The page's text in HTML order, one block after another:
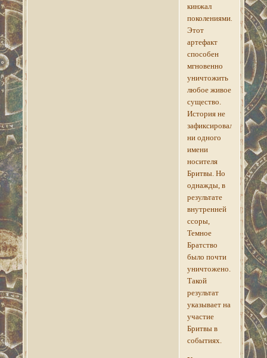
кинжал
поколениями.
Этот
артефакт
способен
мгновенно
уничтожить
любое живое
существо.
История не
зафиксировала
ни одного
имени
носителя
Бритвы. Но
однажды, в
результате
внутренней
ссоры,
Темное
Братство
было почти
уничтожено.
Такой
результат
указывает на
участие
Бритвы в
событиях.